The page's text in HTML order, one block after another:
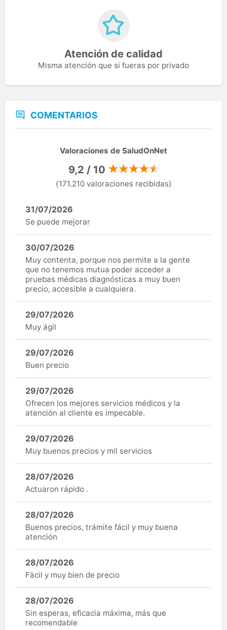
Atención de calidad
Misma atención que si fueras por privado
COMENTARIOS
Valoraciones de SaludOnNet
9,2 / 10
(171.210 valoraciones recibidas)
31/07/2026
Se puede mejorar
30/07/2026
Muy contenta, porque nos permite a la gente
que no tenemos mutua poder acceder a
pruebas médicas diagnósticas a muy buen
precio, accesible a cualquiera.
29/07/2026
Muy ágil
29/07/2026
Buen precio
29/07/2026
Ofrecen los mejores servicios médicos y la
atención al cliente es impecable.
29/07/2026
Muy buenos precios y mil servicios
28/07/2026
Actuaron rápido .
28/07/2026
Buenos precios, trámite fácil y muy buena
atención
28/07/2026
Fàcil y muy bien de precio
28/07/2026
Sin esperas, eficacia máxima, más que
recomendable